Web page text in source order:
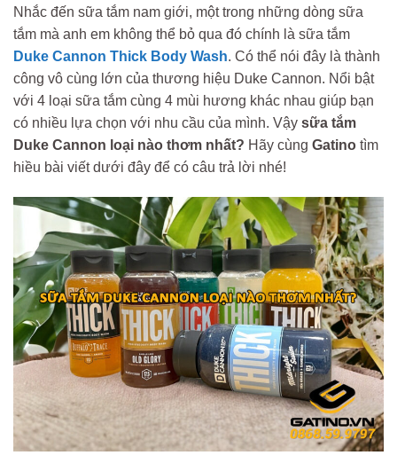
Nhắc đến sữa tắm nam giới, một trong những dòng sữa
tắm mà anh em không thể bỏ qua đó chính là sữa tắm
Duke Cannon Thick Body Wash. Có thể nói đây là thành
công vô cùng lớn của thương hiệu Duke Cannon. Nổi bật
với 4 loại sữa tắm cùng 4 mùi hương khác nhau giúp bạn
có nhiều lựa chọn với nhu cầu của mình. Vậy sữa tắm
Duke Cannon loại nào thơm nhất? Hãy cùng Gatino tìm
hiều bài viết dưới đây để có câu trả lời nhé!